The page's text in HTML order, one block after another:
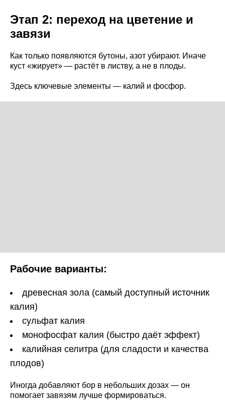
Этап 2: переход на цветение и
завязи
Как только появляются бутоны, азот убирают. Иначе
куст «жирует» — растёт в листву, а не в плоды.
Здесь ключевые элементы — калий и фосфор.
Рабочие варианты:
древесная зола (самый доступный источник
калия)
сульфат калия
монофосфат калия (быстро даёт эффект)
калийная селитра (для сладости и качества
плодов)
Иногда добавляют бор в небольших дозах — он
помогает завязям лучше формироваться.